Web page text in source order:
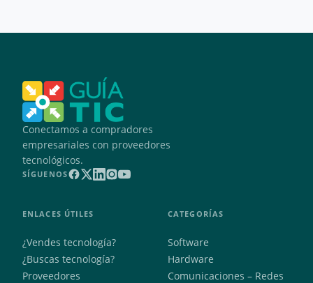
Conectamos a compradores
empresariales con proveedores
tecnológicos.
SÍGUENOS
ENLACES ÚTILES
¿Vendes tecnología?
¿Buscas tecnología?
Proveedores
CATEGORÍAS
Software
Hardware
Comunicaciones – Redes